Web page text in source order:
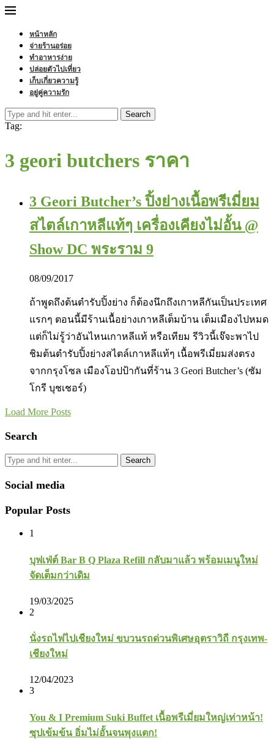
หน้าหลัก
จ่ายร้านอร่อย
ทำอาหารง่าย
ปล่อยตัวไปเที่ยว
เก็บเกี่ยวความรู้
อยู่คู่ความรัก
Search
Tag:
3 geori butchers ราคา
3 Geori Butcher’s ปิ้งย่างเนื้อพรีเมี่ยม
สไตล์เกาหลีแท้ๆ เครื่องเคียงไม่อั้น @
Show DC พระราม 9
08/09/2017
ถ้าพูดถึงต้นตำรับปิ้งย่าง ก็ต้องนึกถึงเกาหลีกันเป็นประเทศ
แรกๆ ตอนนี้มีร้านเนื้อย่างเกาหลีเต็มบ้าน เต็มเมืองไปหมด
แต่ก็ไม่รู้ว่าอันไหนเกาหลีแท้ หรือเทียม รีวิวนี้เจ๊จะพาไป
ชิมต้นตำรับปิ้งย่างสไตล์เกาหลีแท้ๆ เนื้อพรีเมี่ยมส่งตรง
จากกรุงโซล เมืองโอปป้ากันที่ร้าน 3 Geori Butcher’s (ซัม
โกรี บุชเชอร์)
Load More Posts
Search
Search
Social media
Popular Posts
1
บุฟเฟ่ต์ Bar B Q Plaza Refill กลับมาแล้ว พร้อมเมนูใหม่
จัดเต็มกว่าเดิม
19/03/2025
2
นั่งรถไฟไปเชียงใหม่ ขบวนรถด่วนพิเศษอุตราวิถี กรุงเทพ-
เชียงใหม่
12/04/2023
3
You & I Premium Suki Buffet เนื้อพรีเมี่ยมใหญ่เท่าหน้า!
ซุปเข้มข้น อิ่มไม่อั้นจนพุงแตก!